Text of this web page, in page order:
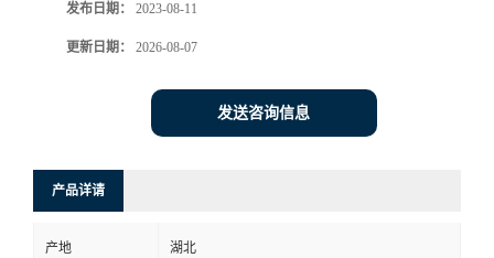
发布日期： 2023-08-11
更新日期： 2026-08-07
发送咨询信息
产品详请
产地 湖北